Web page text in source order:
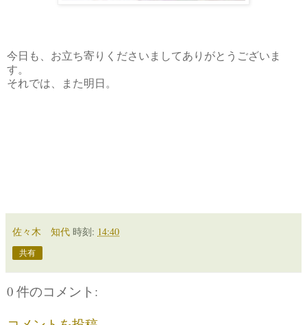
今日も、お立ち寄りくださいましてありがとうございま
す。
それでは、また明日。
佐々木 知代 時刻: 14:40
共有
0 件のコメント: